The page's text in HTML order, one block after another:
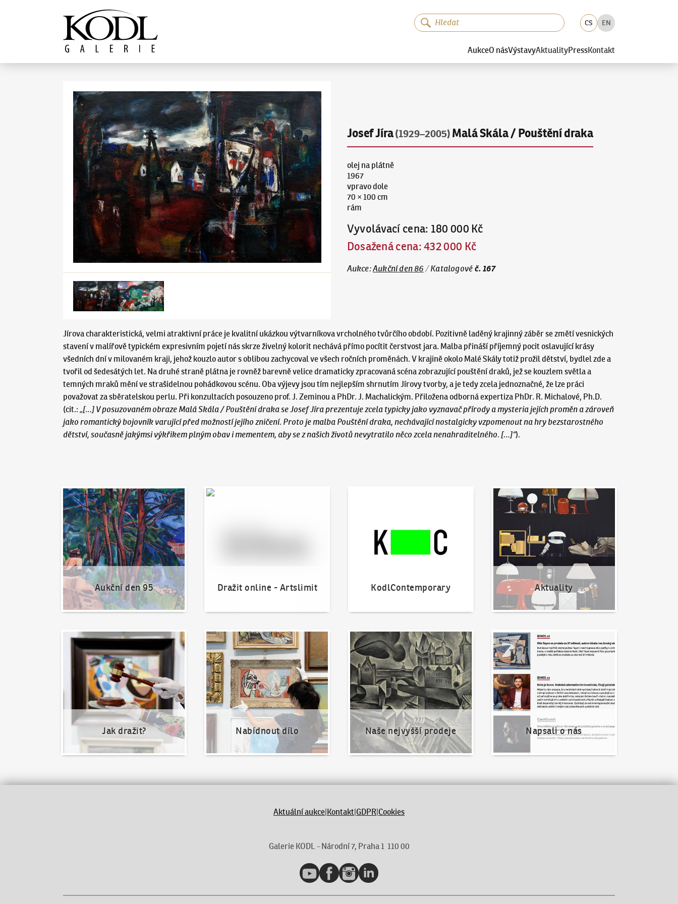
Galerie KODL
CS EN
AukceO násVýstavyAktualityPressKontakt
Josef Jíra(1929–2005) Malá Skála / Pouštění draka
olej na plátně
1967
vpravo dole
70 × 100 cm
rám
Vyvolávací cena: 180 000 Kč
Dosažená cena:432 000 Kč
Aukce:Aukční den 86/Katalogové č.167
Jírova charakteristická, velmi atraktivní práce je kvalitní ukázkou výtvarníkova vrcholného tvůrčího období. Pozitivně laděný krajinný záběr se změtí vesnických
stavení v malířově typickém expresivním pojetí nás skrze živelný kolorit nechává přímo pocítit čerstvost jara. Malba přináší příjemný pocit oslavující krásy
všedních dní v milovaném kraji, jehož kouzlo autor s oblibou zachycoval ve všech ročních proměnách. V krajině okolo Malé Skály totiž prožil dětství, bydlel zde a
tvořil od šedesátých let. Na druhé straně plátna je rovněž barevně velice dramaticky zpracovaná scéna zobrazující pouštění draků, jež se kouzlem světla a
temných mraků mění ve strašidelnou pohádkovou scénu. Oba výjevy jsou tím nejlepším shrnutím Jírovy tvorby, a je tedy zcela jednoznačné, že lze práci
považovat za sběratelskou perlu. Při konzultacích posouzeno prof. J. Zeminou a PhDr. J. Machalickým. Přiložena odborná expertiza PhDr. R. Michalové, Ph.D.
(cit.: „[…] V posuzovaném obraze Malá Skála / Pouštění draka se Josef Jíra prezentuje zcela typicky jako vyznavač přírody a mysteria jejích proměn a zároveň
jako romantický bojovník varující před možností jejího zničení. Proto je malba Pouštění draka, nechávající nostalgicky vzpomenout na hry bezstarostného
dětství, současně jakýmsi výkřikem plným obav i mementem, aby se z našich životů nevytratilo něco zcela nenahraditelného. […]“).
Aukční den 95
Aukční den 95
Dražit online - Artslimit
Dražit online - Artslimit
KodlContemporary Aktuality
Aktuality
Jak dražit?
Jak dražit?
Nabídnout dílo
Nabídnout dílo
Naše nejvyšší prodeje
Naše nejvyšší prodeje
Napsali o nás
Napsali o nás
Aktuální aukce|Kontakt|GDPR|Cookies
Galerie KODL - Národní 7, Praha 1 110 00
YouTubeFacebookInstagramLinkedIn